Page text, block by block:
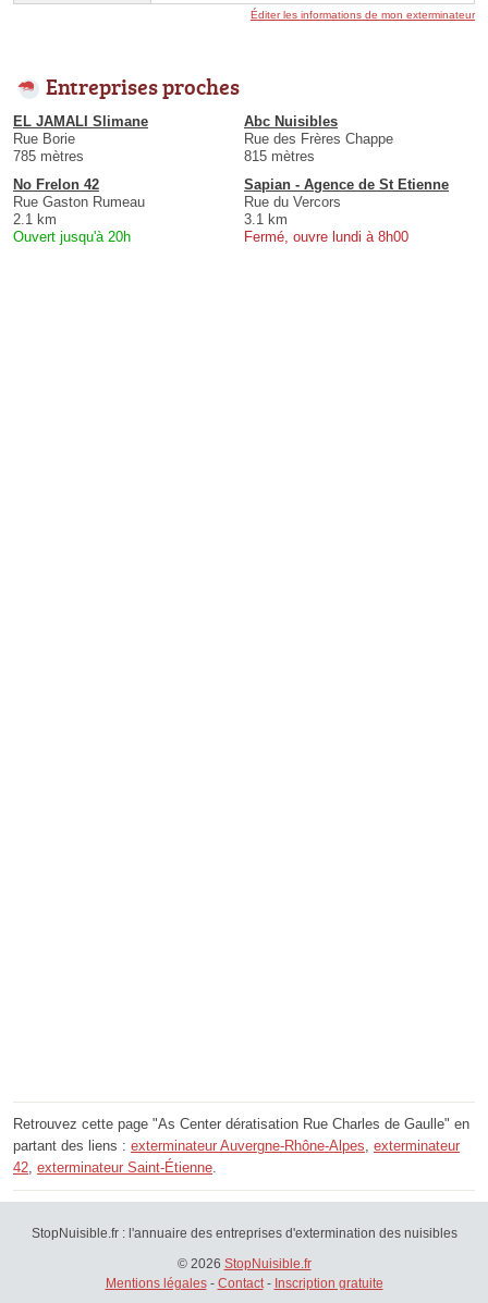
Éditer les informations de mon exterminateur
Entreprises proches
EL JAMALI Slimane
Rue Borie
785 mètres
Abc Nuisibles
Rue des Frères Chappe
815 mètres
No Frelon 42
Rue Gaston Rumeau
2.1 km
Ouvert jusqu'à 20h
Sapian - Agence de St Etienne
Rue du Vercors
3.1 km
Fermé, ouvre lundi à 8h00
Retrouvez cette page "As Center dératisation Rue Charles de Gaulle" en
partant des liens : exterminateur Auvergne-Rhône-Alpes exterminateur
42 exterminateur Saint-Étienne
StopNuisible.fr : l'annuaire des entreprises d'extermination des nuisibles
© 2026 StopNuisible.fr
Mentions légales- Contact- Inscription gratuite